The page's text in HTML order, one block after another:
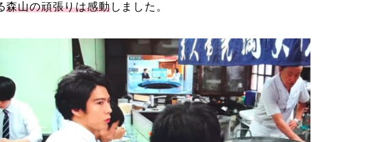
森山の頑張りは感動しました。